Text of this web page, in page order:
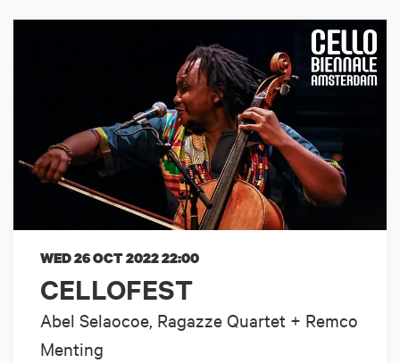
CELLOFEST
Abel Selaocoe, Ragazze Quartet + Remco
Menting
WED 26 OCT 202222:00